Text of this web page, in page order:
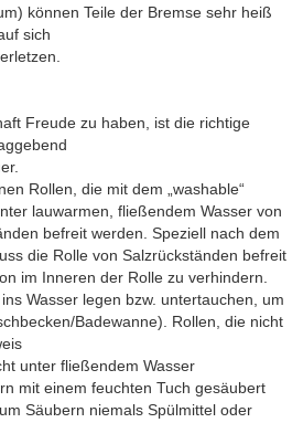
können Teile der Bremse sehr heiß
sich
Freude zu haben, ist die richtige
Rollen, die mit dem „washable“
lauwarmen, fließendem Wasser von
befreit werden. Speziell nach dem
die Rolle von Salzrückständen befreit
im Inneren der Rolle zu verhindern.
Wasser legen bzw. untertauchen, um
Badewanne). Rollen, die nicht
unter fließendem Wasser
mit einem feuchten Tuch gesäubert
Säubern niemals Spülmittel oder